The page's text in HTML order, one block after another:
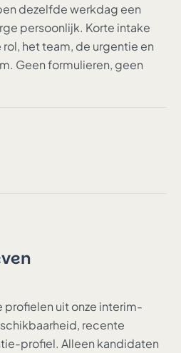
dezelfde werkdag een
persoonlijk. Korte intake
het team, de urgentie en
Geen formulieren, geen
uit onze interim-
recente
profiel. Alleen kandidaten